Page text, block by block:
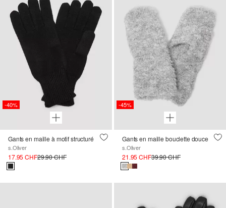
-40%
Gants en maille à motif structuré
s.Oliver
17.95 CHF29.90 CHF
-45%
Gants en maille bouclette douce
s.Oliver
21.95 CHF39.90 CHF